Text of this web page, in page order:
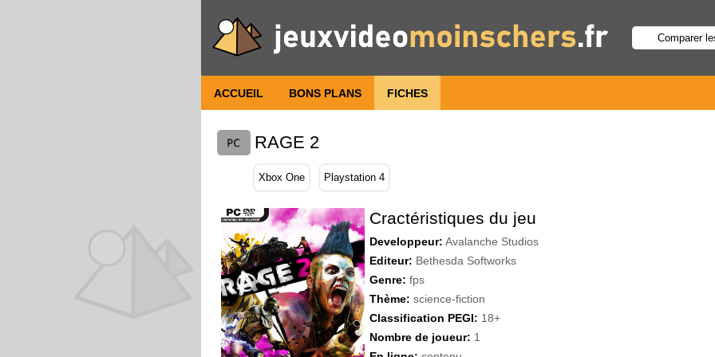
ACCUEIL BONS PLANS FICHES
RAGE 2
Xbox One Playstation 4
Cractéristiques du jeu
Developpeur: Avalanche Studios
Editeur: Bethesda Softworks
Genre: fps
Thème: science-fiction
Classification PEGI: 18+
Nombre de joueur: 1